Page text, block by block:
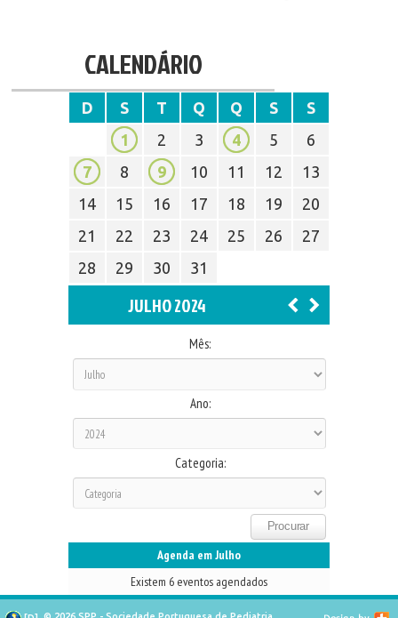
CALENDÁRIO
D S T Q Q S
S
1
2 3 4 5
6
7
8 9 10 11 12
13
14
15 16 17 18 19
20
21
22 23 24 25 26
27
28
29 30 31
JULHO 2024
Mês:
Ano:
Categoria:
Agenda em Julho
Existem 6 eventos agendados